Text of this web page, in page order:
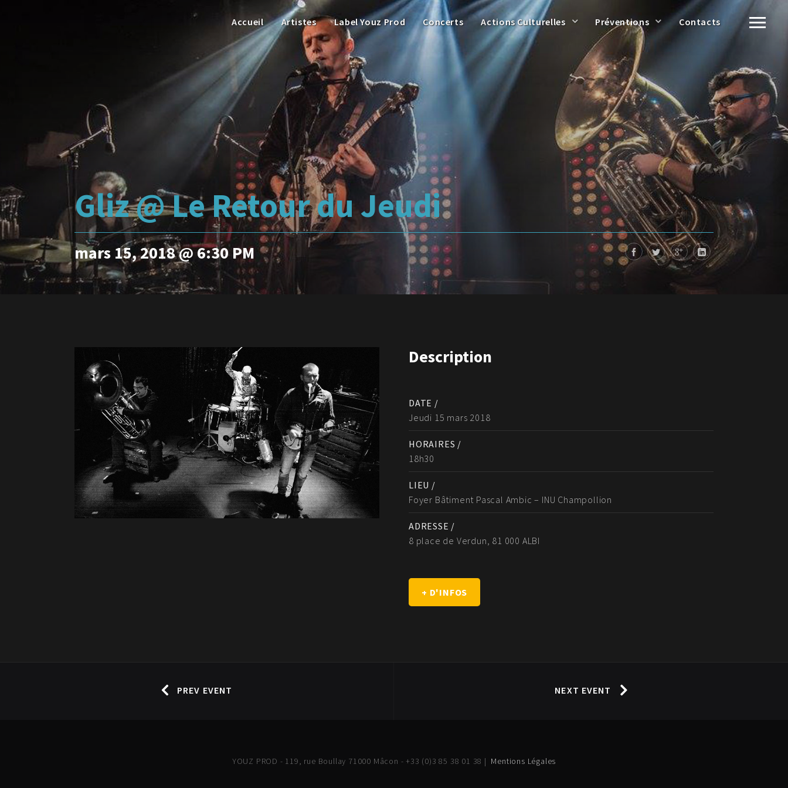
Accueil Artistes Label Youz Prod Concerts Actions Culturelles Préventions Contacts
Gliz @ Le Retour du Jeudi
mars 15, 2018 @ 6:30 PM
Description
DATE /
Jeudi 15 mars 2018
HORAIRES /
18h30
LIEU /
Foyer Bâtiment Pascal Ambic – INU Champollion
ADRESSE /
8 place de Verdun, 81 000 ALBI
+ D'INFOS
PREV EVENT NEXT EVENT
YOUZ PROD - 119, rue Boullay 71000 Mâcon - +33 (0)3 85 38 01 38 | Mentions Légales